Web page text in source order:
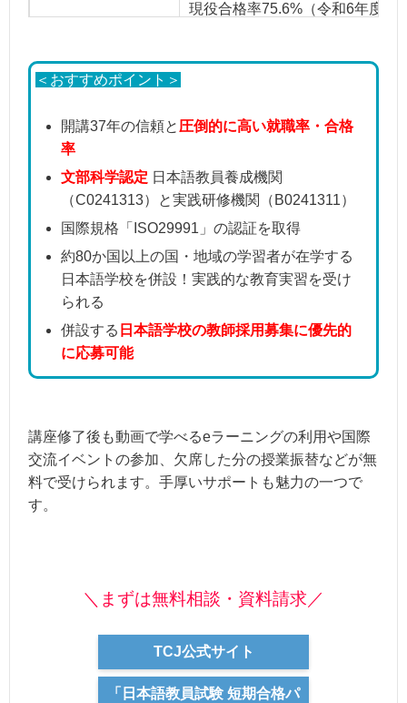
現役合格率75.6%（令和6年度日
＜おすすめポイント＞
開講37年の信頼と 圧倒的に高い就職率・合格
率
文部科学認定 日本語教員養成機関
（C0241313）と実践研修機関（B0241311）
国際規格「ISO29991」の認証を取得
約80か国以上の国・地域の学習者が在学する
日本語学校を併設！実践的な教育実習を受け
られる
併設する 日本語学校の教師採用募集に優先的
に応募可能
講座修了後も動画で学べるeラーニングの利用や国際
交流イベントの参加、欠席した分の授業振替などが無
料で受けられます。手厚いサポートも魅力の一つで
す。
＼まずは無料相談・資料請求／
TCJ公式サイト
「日本語教員試験 短期合格パ